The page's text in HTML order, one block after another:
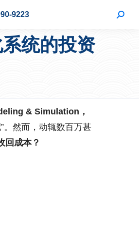
9223
统的投资
& Simulation，
。然而，动辄数百万甚
回成本？